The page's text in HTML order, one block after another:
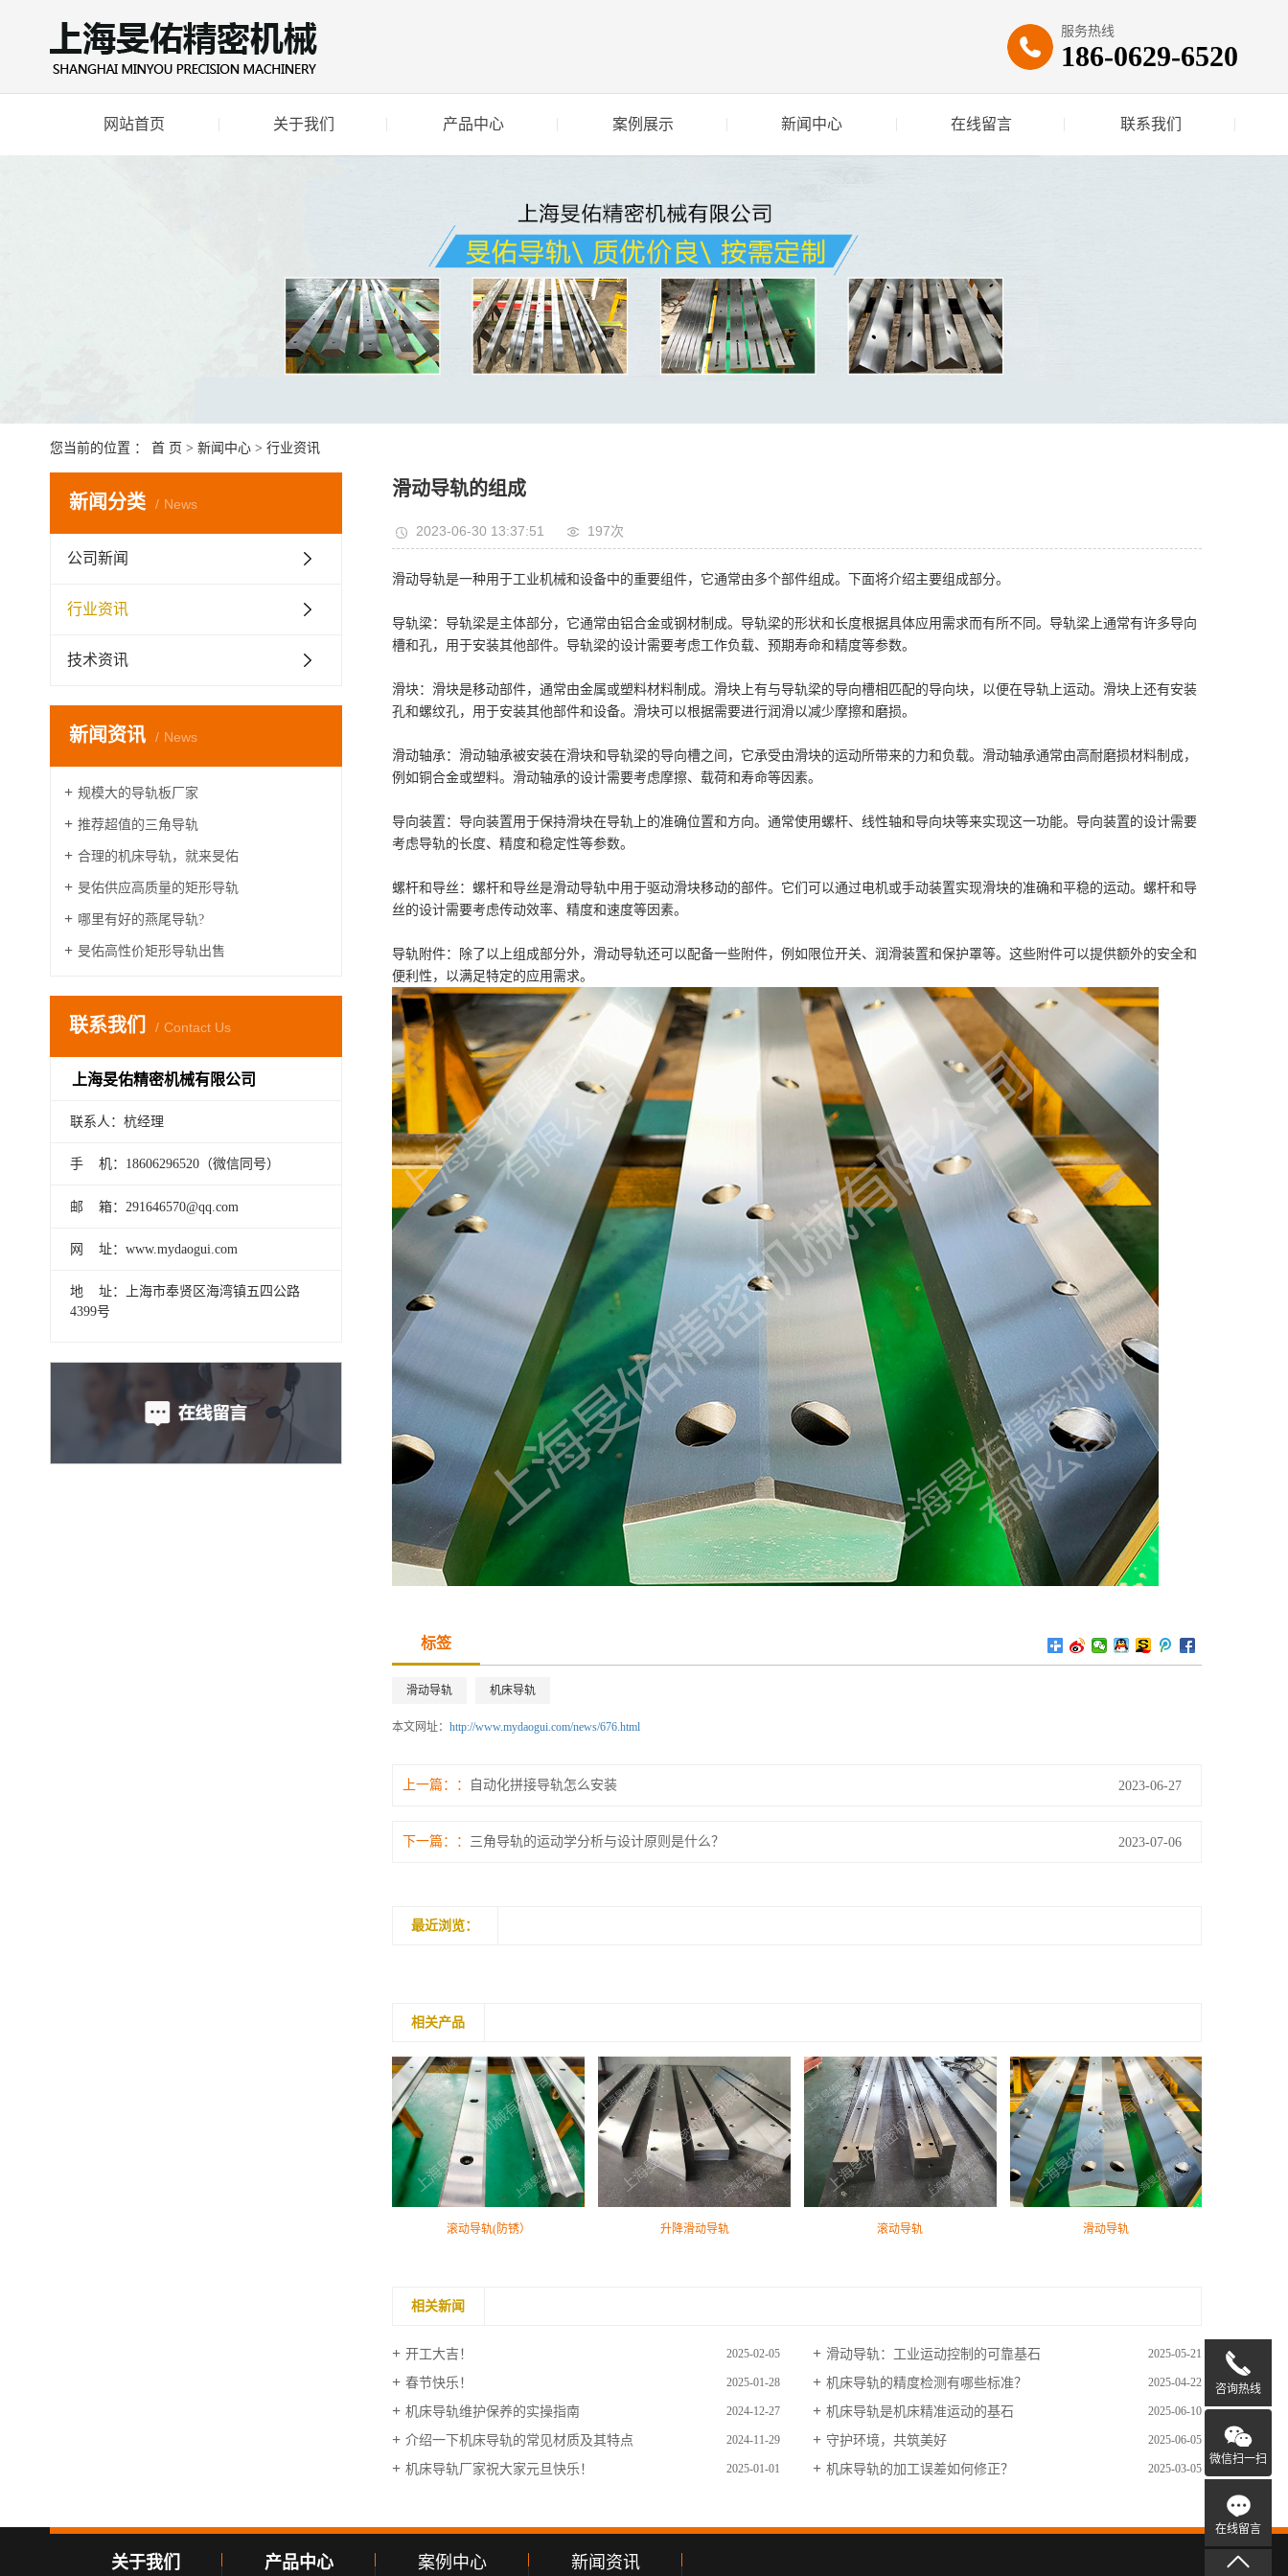
服务热线
186-0629-6520
网站首页 关于我们 产品中心 案例展示 新闻中心 在线留言 联系我们
您当前的位置 ： 首 页 > 新闻中心 > 行业资讯
新闻分类 News
公司新闻
行业资讯
技术资讯
新闻资讯 News
规模大的导轨板厂家
推荐超值的三角导轨
合理的机床导轨，就来旻佑
旻佑供应高质量的矩形导轨
哪里有好的燕尾导轨?
旻佑高性价矩形导轨出售
联系我们 Contact Us
上海旻佑精密机械有限公司
联系人：杭经理
手 机：18606296520（微信同号）
邮 箱：291646570@qq.com
网 址：www.mydaogui.com
地 址：上海市奉贤区海湾镇五四公路
4399号
滑动导轨的组成
2023-06-30 13:37:51 197次
滑动导轨是一种用于工业机械和设备中的重要组件，它通常由多个部件组成。下面将介绍主要组成部分。
导轨梁：导轨梁是主体部分，它通常由铝合金或钢材制成。导轨梁的形状和长度根据具体应用需求而有所不同。导轨梁上通常有许多导向
槽和孔，用于安装其他部件。导轨梁的设计需要考虑工作负载、预期寿命和精度等参数。
滑块：滑块是移动部件，通常由金属或塑料材料制成。滑块上有与导轨梁的导向槽相匹配的导向块，以便在导轨上运动。滑块上还有安装
孔和螺纹孔，用于安装其他部件和设备。滑块可以根据需要进行润滑以减少摩擦和磨损。
滑动轴承：滑动轴承被安装在滑块和导轨梁的导向槽之间，它承受由滑块的运动所带来的力和负载。滑动轴承通常由高耐磨损材料制成，
例如铜合金或塑料。滑动轴承的设计需要考虑摩擦、载荷和寿命等因素。
导向装置：导向装置用于保持滑块在导轨上的准确位置和方向。通常使用螺杆、线性轴和导向块等来实现这一功能。导向装置的设计需要
考虑导轨的长度、精度和稳定性等参数。
螺杆和导丝：螺杆和导丝是滑动导轨中用于驱动滑块移动的部件。它们可以通过电机或手动装置实现滑块的准确和平稳的运动。螺杆和导
丝的设计需要考虑传动效率、精度和速度等因素。
导轨附件：除了以上组成部分外，滑动导轨还可以配备一些附件，例如限位开关、润滑装置和保护罩等。这些附件可以提供额外的安全和
便利性，以满足特定的应用需求。
标签
滑动导轨 机床导轨
本文网址： http://www.mydaogui.com/news/676.html
上一篇： 自动化拼接导轨怎么安装 2023-06-27
下一篇： 三角导轨的运动学分析与设计原则是什么？ 2023-07-06
最近浏览：
相关产品
滚动导轨(防锈） 升降滑动导轨 滚动导轨 滑动导轨
相关新闻
开工大吉！ 2025-02-05 滑动导轨：工业运动控制的可靠基石 2025-05-21
春节快乐！ 2025-01-28 机床导轨的精度检测有哪些标准？ 2025-04-22
机床导轨维护保养的实操指南 2024-12-27 机床导轨是机床精准运动的基石 2025-06-10
介绍一下机床导轨的常见材质及其特点 2024-11-29 守护环境，共筑美好 2025-06-05
机床导轨厂家祝大家元旦快乐！ 2025-01-01 机床导轨的加工误差如何修正？ 2025-03-05
关于我们 产品中心 案例中心 新闻资讯
咨询热线
微信扫一扫
在线留言